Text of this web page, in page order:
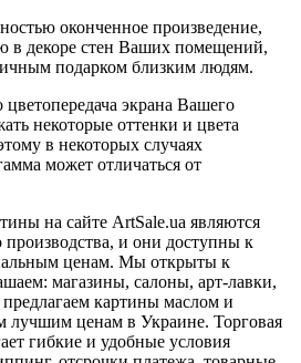
оконченное произведение,
в декоре стен Ваших помещений,
подарком близким людям.
экрана Вашего
некоторые оттенки и цвета
в некоторых случаях
может отличаться от
на сайте ArtSale.ua являются
производства, и они доступны к
ценам. Мы открыты к
магазины, салоны, арт-лавки,
картины маслом и
лучшим ценам в Украине. Торговая
гибкие и удобные условия